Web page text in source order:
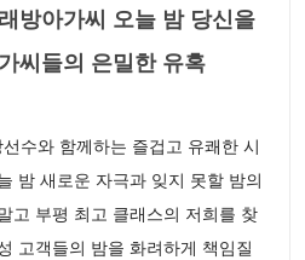
방아가씨 오늘 밤 당신을
씨들의 은밀한 유혹
수와 함께하는 즐겁고 유쾌한 시
밤 새로운 자극과 잊지 못할 밤의
고 부평 최고 클래스의 저희를 찾
고객들의 밤을 화려하게 책임질